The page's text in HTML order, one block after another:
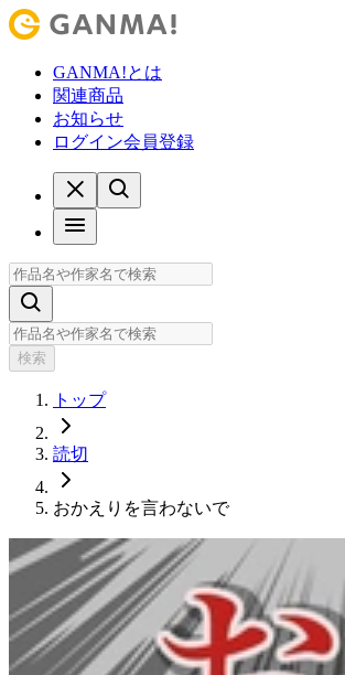
GANMA!とは
関連商品
お知らせ
ログイン会員登録
検索
トップ
読切
おかえりを言わないで